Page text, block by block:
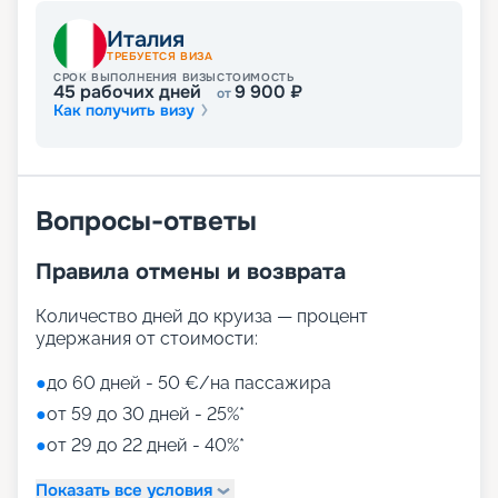
Италия
ТРЕБУЕТСЯ ВИЗА
СРОК ВЫПОЛНЕНИЯ ВИЗЫ
45 рабочих дней
СТОИМОСТЬ
от9 900 ₽
Как получить визу
Вопросы-ответы
Правила отмены и возврата
Количество дней до круиза — процент
удержания от стоимости:
●до 60 дней - 50 €/на пассажира
●от 59 до 30 дней - 25%*
●от 29 до 22 дней - 40%*
Показать все условия